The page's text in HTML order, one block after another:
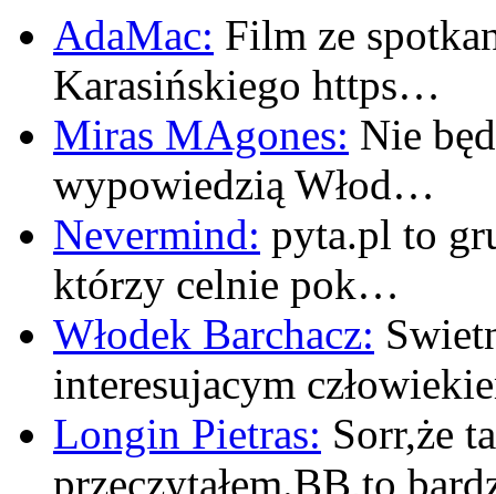
AdaMac: Film ze
Karasińskiego https…
Miras MAgones: Nie
wypowiedzią Włod…
Nevermind: pyta.pl to
którzy celnie pok…
Włodek Barchacz:
interesujacym
Longin Pietras: Sorr,że
przeczytałem.BB,to